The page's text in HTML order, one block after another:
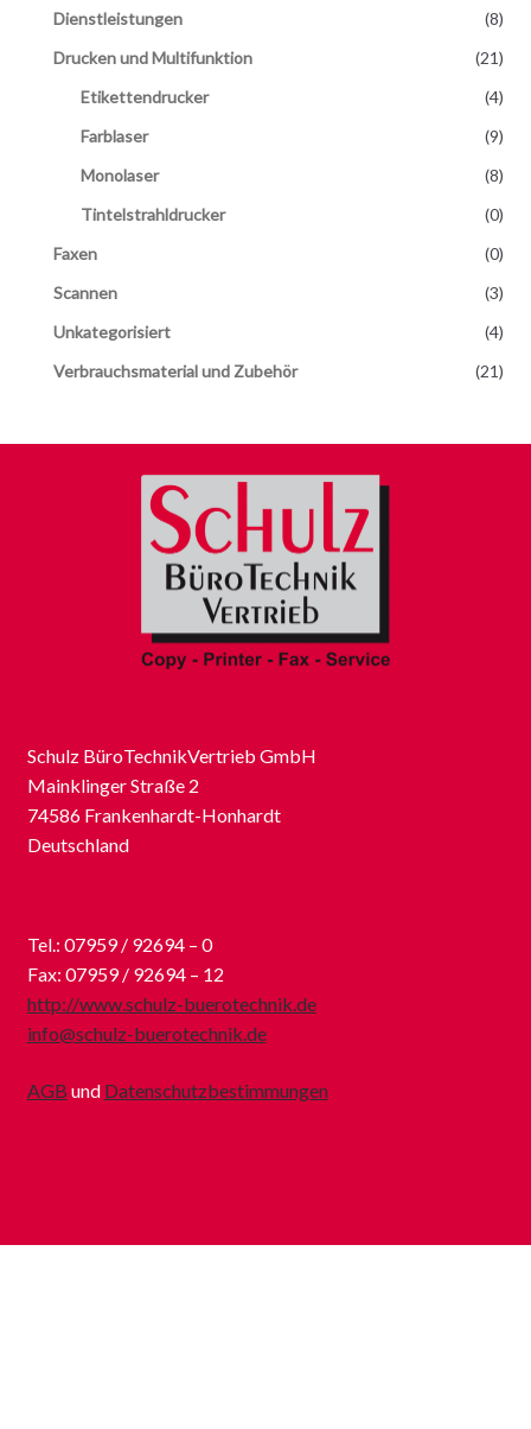
Dienstleistungen
(8)
Drucken und Multifunktion
(21)
Etikettendrucker
(4)
Farblaser
(9)
Monolaser
(8)
Tintelstrahldrucker
(0)
Faxen
(0)
Scannen
(3)
Unkategorisiert
(4)
Verbrauchsmaterial und Zubehör
(21)
Schulz BüroTechnikVertrieb GmbH
Mainklinger Straße 2
74586 Frankenhardt-Honhardt
Deutschland
Tel.: 07959 / 92694 – 0
Fax: 07959 / 92694 – 12
http://www.schulz-buerotechnik.de
info@schulz-buerotechnik.de
AGB und Datenschutzbestimmungen